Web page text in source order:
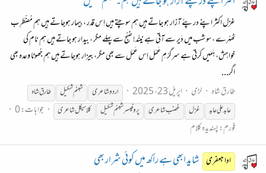
غزل اکثر اپنے درپئے آزار ہو جاتے ہیں ہم سوچتے ہیں اِس قدر ، بِیمار ہوجاتے ہیں ہم مُضْطَرِب
ٹھہْرے ، سو شب میں دَیر سے آتی ہے نِینْد! صُْبْح سے پہلے مگر ، بیدار ہو جاتے ہیں ہم نام کی
خواہش، ہَمَیں کرتی ہے سرگرْمِ عَمَل اِس عَمَل سے بھی مگر، بیزار ہوجاتے ہیں ہم جُھوٹا وعدہ بھی
اگر...
طارق شاہ
لڑی اپریل 23، 2025 اردو شاعری شبنم شکیل
طارق شاہ
عابد علی عابد
غزل غضب شاعری پروفیسر شبنم شکیل کلاسیکل شاعری
جوابات: 0
فورم:پسندیدہ کلام
ادا جعفری شاید ابھی ہے راکھ میں کوئی شرار بھی